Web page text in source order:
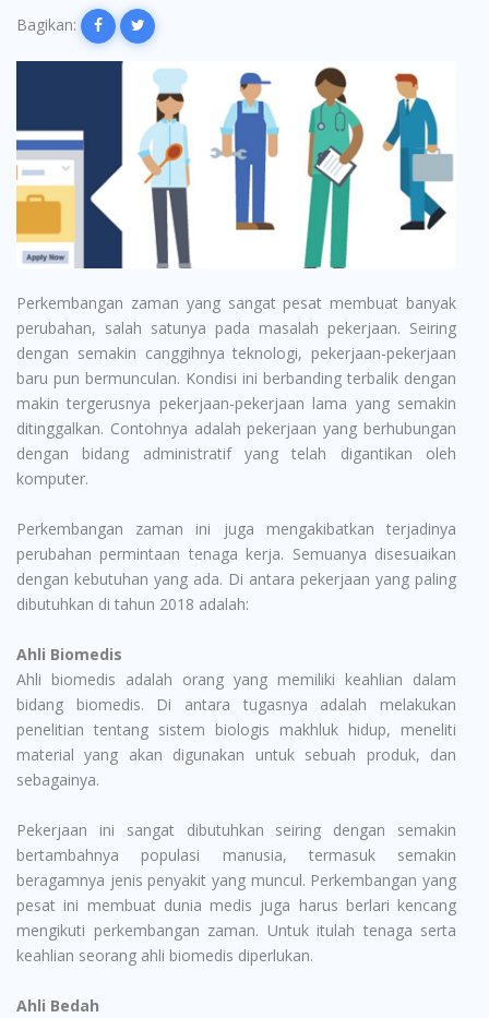
Bagikan:
Perkembangan zaman yang sangat pesat membuat banyak
perubahan, salah satunya pada masalah pekerjaan. Seiring
dengan semakin canggihnya teknologi, pekerjaan-pekerjaan
baru pun bermunculan. Kondisi ini berbanding terbalik dengan
makin tergerusnya pekerjaan-pekerjaan lama yang semakin
ditinggalkan. Contohnya adalah pekerjaan yang berhubungan
dengan bidang administratif yang telah digantikan oleh
komputer.
Perkembangan zaman ini juga mengakibatkan terjadinya
perubahan permintaan tenaga kerja. Semuanya disesuaikan
dengan kebutuhan yang ada. Di antara pekerjaan yang paling
dibutuhkan di tahun 2018 adalah:
Ahli Biomedis
Ahli biomedis adalah orang yang memiliki keahlian dalam
bidang biomedis. Di antara tugasnya adalah melakukan
penelitian tentang sistem biologis makhluk hidup, meneliti
material yang akan digunakan untuk sebuah produk, dan
sebagainya.
Pekerjaan ini sangat dibutuhkan seiring dengan semakin
bertambahnya populasi manusia, termasuk semakin
beragamnya jenis penyakit yang muncul. Perkembangan yang
pesat ini membuat dunia medis juga harus berlari kencang
mengikuti perkembangan zaman. Untuk itulah tenaga serta
keahlian seorang ahli biomedis diperlukan.
Ahli Bedah